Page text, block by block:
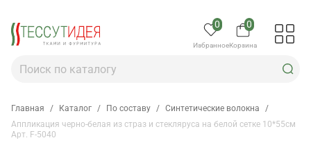
0
Избранное
0
Корзина
Главная / Каталог / По составу / Синтетические волокна
/
Аппликация черно-белая из страз и стекляруса на белой сетке 10*55см
Арт. F-5040